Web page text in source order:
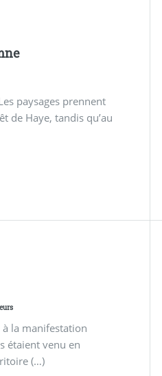
paysages prennent
de Haye, tandis qu’au
la manifestation
étaient venu en
(…)